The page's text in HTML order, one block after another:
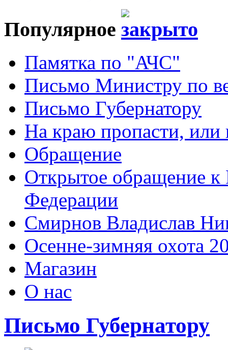
Популярное
Памятка по "АЧС"
Письмо Министру по
Письмо Губернатору
На краю пропасти, или
Обращение
Открытое обращение к
Федерации
Смирнов Владислав
Осенне-зимняя охота
Магазин
О нас
Письмо Губернатору